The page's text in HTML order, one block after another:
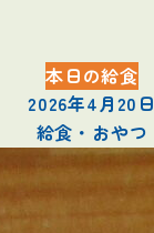
本日の給食
2026年4月20日
給食・おやつ